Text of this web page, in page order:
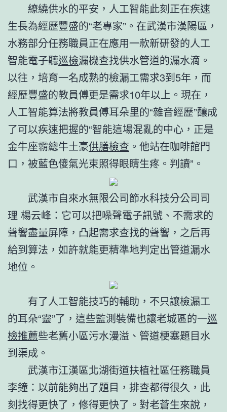
繚繞供水的平安，人工智能此刻正在疾速
生長為經歷豐盛的“老專家”。在武漢市漢陽區，
水務部分任務職員正在應用一款新研發的人工
智能電子聽巡檢漏機查找供水管道的漏水滴。
以往，培育一名成熟的檢漏工需求3到5年，而
經歷豐盛的教員傅更是需求10年以上。現在，
人工智能算法將教員傅耳朵里的“雜音經歷”釀成
了可以疾速把握的“智能這場混亂的中心，正是
金牛座霸總牛土豪供膳檢查 。他站在咖啡館門
口，被藍色傻氣光束照得眼睛生疼。判讀”。
武漢市自來水無限公司節水科技分公司司
理 楊云峰：它可以把噪聲電子訊號、不需求的
聲響盡量屏障，凸起需求查找的聲響，之后再
給到算法，如許就能更精準地判定出管道漏水
地位。
有了人工智能技巧的輔助，不只讓檢漏工
的耳朵“靈”了，這些監測裝備也讓老城區的一巡
檢推薦些老舊小區污水漫溢、管道梗塞題目水
到渠成。
武漢市江漢區北湖街道扶植社區任務職員
李鐘：以前能夠出了題目，排查都得很久，此
刻找得更快了，修得更快了。對老蒼生來說，